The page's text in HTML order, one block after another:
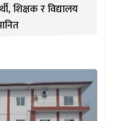
शिक्षक र विद्यालय